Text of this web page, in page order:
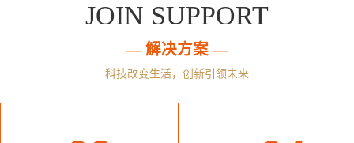
JOIN SUPPORT
— 解决方案 —
科技改变生活，创新引领未来